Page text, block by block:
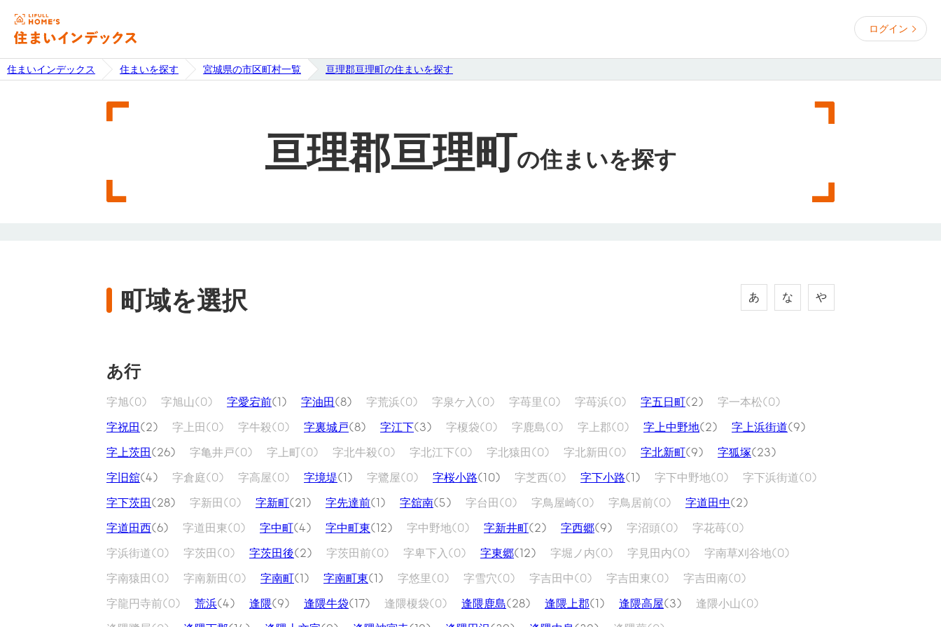
ログイン
住まいインデックス 住まいを探す 宮城県の市区町村一覧 亘理郡亘理町の住まいを探す
亘理郡亘理町の住まいを探す
町域を選択 あ な や
あ行
字旭(0) 字旭山(0) 字愛宕前(1) 字油田(8) 字荒浜(0) 字泉ケ入 (0) 字苺里(0) 字苺浜(0) 字五日町(2) 字一本松(0)
字祝田(2) 字上田 (0) 字牛殺(0) 字裏城戸(8) 字江下(3) 字榎袋(0) 字鹿島(0) 字上郡(0) 字上中野地(2) 字上浜街道(9)
字上茨田(26) 字亀井戸(0) 字上町(0) 字北牛殺(0) 字北江下(0) 字北猿田 (0) 字北新田 (0) 字北新町(9) 字狐塚(23)
字旧舘(4) 字倉庭(0) 字高屋(0) 字境堤(1) 字鷺屋(0) 字桜小路(10) 字芝西(0) 字下小路(1) 字下中野地(0) 字下浜街道(0)
字下茨田(28) 字新田 (0) 字新町(21) 字先達前(1) 字舘南(5) 字台田 (0) 字鳥屋崎(0) 字鳥居前(0) 字道田中(2)
字道田西(6) 字道田東(0) 字中町(4) 字中町東(12) 字中野地(0) 字新井町(2) 字西郷(9) 字沼頭(0) 字花苺(0)
字浜街道(0) 字茨田 (0) 字茨田後(2) 字茨田前(0) 字卑下入 (0) 字東郷(12) 字堀ノ内(0) 字見田内(0) 字南草刈谷地(0)
字南猿田 (0) 字南新田 (0) 字南町(1) 字南町東(1) 字悠里(0) 字雪穴(0) 字吉田中(0) 字吉田東(0) 字吉田南(0)
字龍円寺前(0) 荒浜(4) 逢隈(9) 逢隈牛袋(17) 逢隈榎袋(0) 逢隈鹿島(28) 逢隈上郡(1) 逢隈高屋(3) 逢隈小山(0)